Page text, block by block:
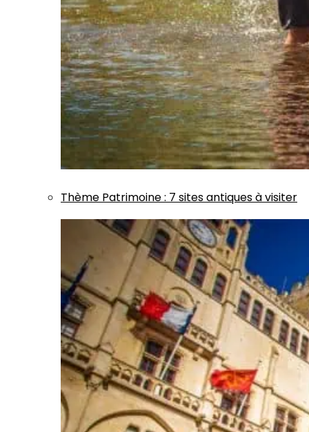
Thème Patrimoine: 7 sites antiques à visiter